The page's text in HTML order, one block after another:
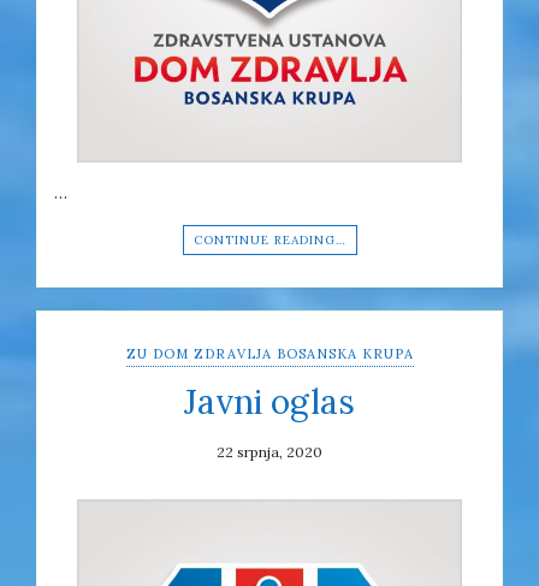
…
CONTINUE READING…
ZU DOM ZDRAVLJA BOSANSKA KRUPA
Javni oglas
22 srpnja, 2020